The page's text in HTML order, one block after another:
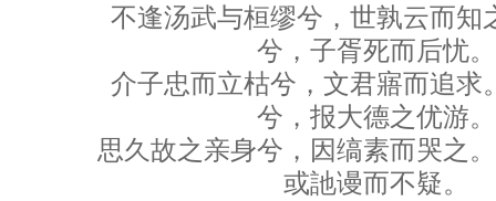
不逢汤武与桓缪兮，世孰云而知
兮，子胥死而后忧。
介子忠而立枯兮，文君寤而追求
兮，报大德之优游。
思久故之亲身兮，因缟素而哭之。
或訑谩而不疑。